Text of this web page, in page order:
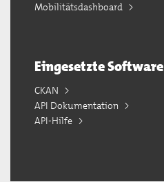
Mobilitätsdashboard
Eingesetzte Software
CKAN
API Dokumentation
API-Hilfe